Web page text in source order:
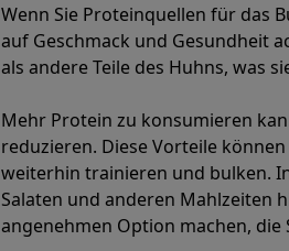
Wenn Sie Proteinquellen für das
auf Geschmack und Gesundheit
als andere Teile des Huhns, was
Mehr Protein zu konsumieren
reduzieren. Diese Vorteile
weiterhin trainieren und bulken.
Salaten und anderen Mahlzeiten
angenehmen Option machen, die